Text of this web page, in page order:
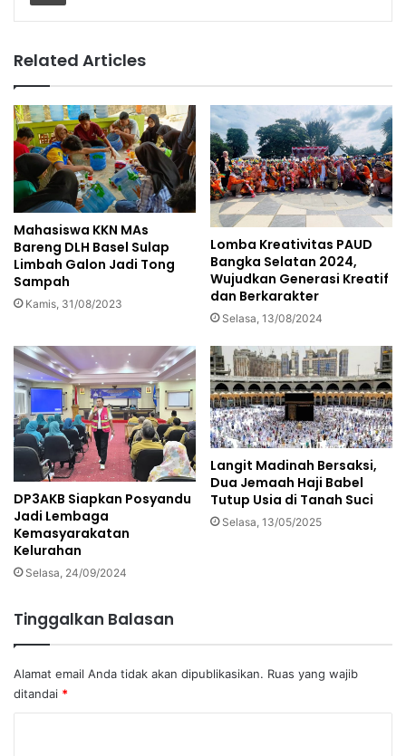
Related Articles
Mahasiswa KKN MAs
Bareng DLH Basel Sulap
Limbah Galon Jadi Tong
Sampah
Kamis, 31/08/2023
Lomba Kreativitas PAUD
Bangka Selatan 2024,
Wujudkan Generasi Kreatif
dan Berkarakter
Selasa, 13/08/2024
DP3AKB Siapkan Posyandu
Jadi Lembaga
Kemasyarakatan
Kelurahan
Selasa, 24/09/2024
Langit Madinah Bersaksi,
Dua Jemaah Haji Babel
Tutup Usia di Tanah Suci
Selasa, 13/05/2025
Tinggalkan Balasan
Alamat email Anda tidak akan dipublikasikan. Ruas yang wajib
ditandai *